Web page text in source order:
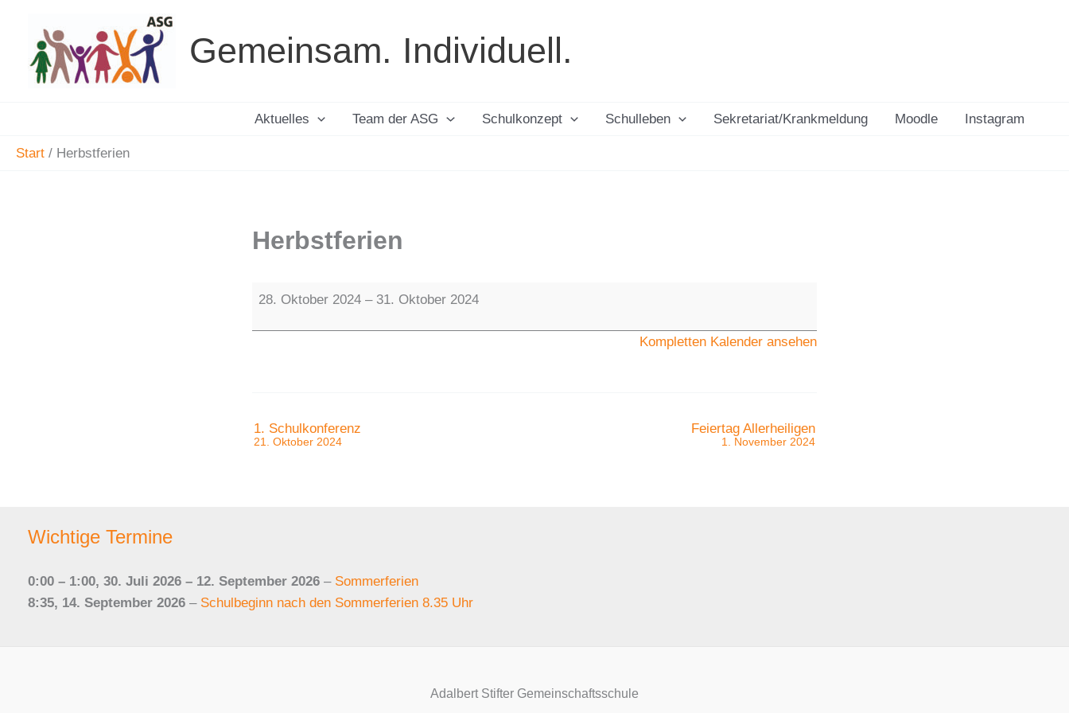
springen
Gemeinsam. Individuell.
Aktuelles Team der ASG Schulkonzept Schulleben Sekretariat/Krankmeldung Moodle Instagram
Start Herbstferien
Herbstferien
Herbstferien
28. Oktober 2024 – 31. Oktober 2024
Kompletten Kalender ansehen
1. Schulkonferenz
21. Oktober 2024
Feiertag Allerheiligen
1. November 2024
Wichtige Termine
0:00 – 1:00, 30. Juli 2026 – 12. September 2026 – Sommerferien
8:35, 14. September 2026 – Schulbeginn nach den Sommerferien 8.35 Uhr
Adalbert Stifter Gemeinschaftsschule